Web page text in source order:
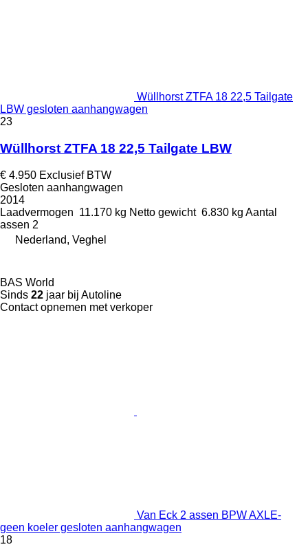
Wüllhorst ZTFA 18 22,5 Tailgate
LBW gesloten aanhangwagen
23
Wüllhorst ZTFA 18 22,5 Tailgate LBW
€ 4.950 Exclusief BTW
Gesloten aanhangwagen
2014
Laadvermogen 11.170 kg Netto gewicht 6.830 kg Aantal
assen 2
Nederland, Veghel
BAS World
Sinds 22 jaar bij Autoline
Contact opnemen met verkoper
Van Eck 2 assen BPW AXLE-
geen koeler gesloten aanhangwagen
18